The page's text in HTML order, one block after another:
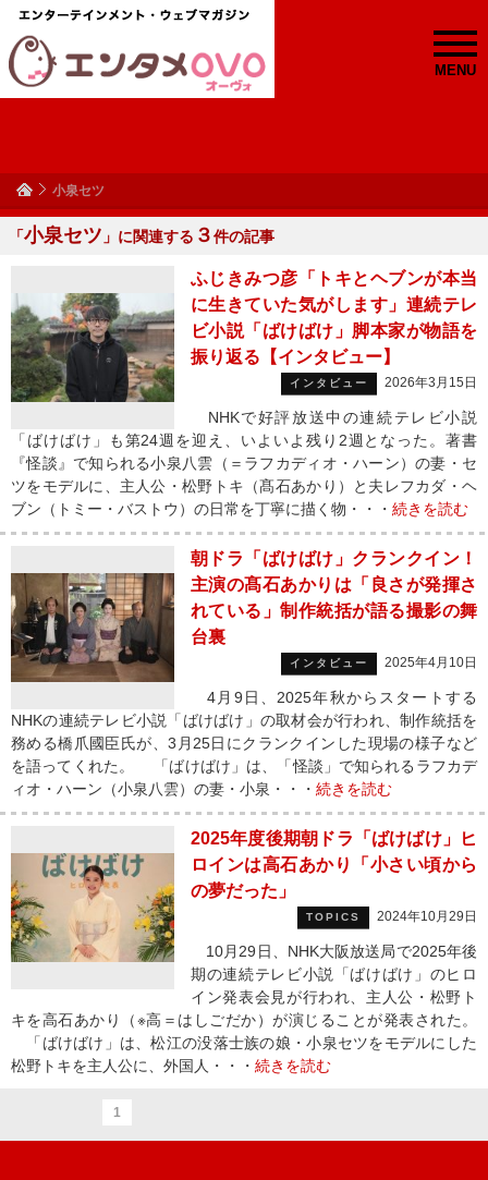
MENU
小泉セツ
「小泉セツ 」に関連する ３件の記事
ふじきみつ彦「トキとヘブンが本当
に生きていた気がします」連続テレ
ビ小説「ばけばけ」脚本家が物語を
振り返る【インタビュー】
インタビュー 2026年3月15日
NHKで好評放送中の連続テレビ小説
「ばけばけ」も第24週を迎え、いよいよ残り2週となった。著書
『怪談』で知られる小泉八雲（＝ラフカディオ・ハーン）の妻・セ
ツをモデルに、主人公・松野トキ（髙石あかり）と夫レフカダ・ヘ
ブン（トミー・バストウ）の日常を丁寧に描く物・・・ 続きを読む
朝ドラ「ばけばけ」クランクイン！
主演の髙石あかりは「良さが発揮さ
れている」制作統括が語る撮影の舞
台裏
インタビュー 2025年4月10日
4月9日、2025年秋からスタートする
NHKの連続テレビ小説「ばけばけ」の取材会が行われ、制作統括を
務める橋爪國臣氏が、3月25日にクランクインした現場の様子など
を語ってくれた。 「ばけばけ」は、「怪談」で知られるラフカデ
ィオ・ハーン（小泉八雲）の妻・小泉・・・ 続きを読む
2025年度後期朝ドラ「ばけばけ」ヒ
ロインは高石あかり「小さい頃から
の夢だった」
TOPICS 2024年10月29日
10月29日、NHK大阪放送局で2025年後
期の連続テレビ小説「ばけばけ」のヒロ
イン発表会見が行われ、主人公・松野ト
キを高石あかり（※高＝はしごだか）が演じることが発表された。
「ばけばけ」は、松江の没落士族の娘・小泉セツをモデルにした
松野トキを主人公に、外国人・・・ 続きを読む
1